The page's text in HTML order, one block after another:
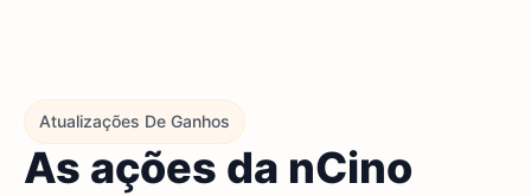
Atualizações De Ganhos
As ações da nCino